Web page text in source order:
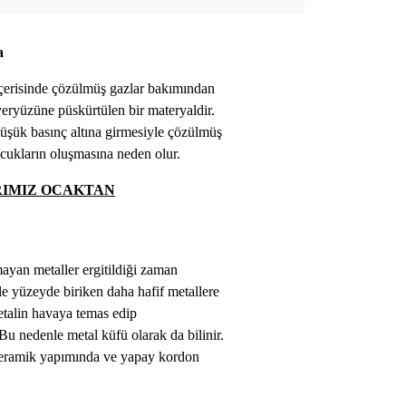
çözülmüş gazlar bakımından
püskürtülen bir materyaldir.
basınç altına girmesiyle çözülmüş
oluşmasına neden olur.
OCAKTAN
metaller ergitildiği zaman
yüzeyde biriken daha hafif metallere
havaya temas edip
nedenle metal küfü olarak da bilinir.
yapımında ve yapay kordon